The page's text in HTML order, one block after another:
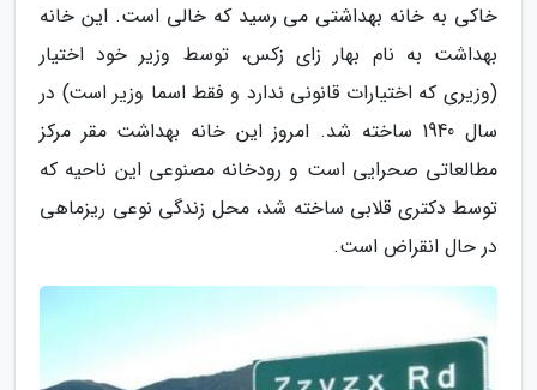
خاکی به خانه بهداشتی می رسید که خالی است. این خانه
بهداشت به نام بهار زای زکس، توسط وزیر خود اختیار
(وزیری که اختیارات قانونی ندارد و فقط اسما وزیر است) در
سال 1940 ساخته شد. امروز این خانه بهداشت مقر مرکز
مطالعاتی صحرایی است و رودخانه مصنوعی این ناحیه که
توسط دکتری قلابی ساخته شد، محل زندگی نوعی ریزماهی
در حال انقراض است.